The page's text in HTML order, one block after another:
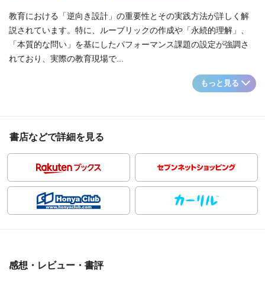
教育における「逆向き設計」の重要性とその実践方法が詳しく解
説されています。特に、ルーブリックの作成や「永続的理解」、
「本質的な問い」を基にしたパフォーマンス課題の設定が強調さ
れており、実際の教育現場で...
もっと見る
書店などで詳細を見る
感想・レビュー・書評